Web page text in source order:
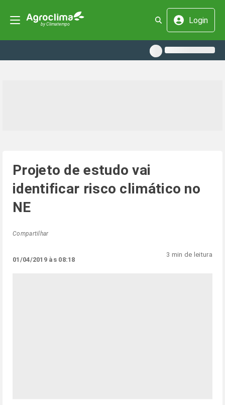
Login
Projeto de estudo vai
identificar risco climático no
NE
Compartilhar
01/04/2019 às 08:18
3 min de leitura